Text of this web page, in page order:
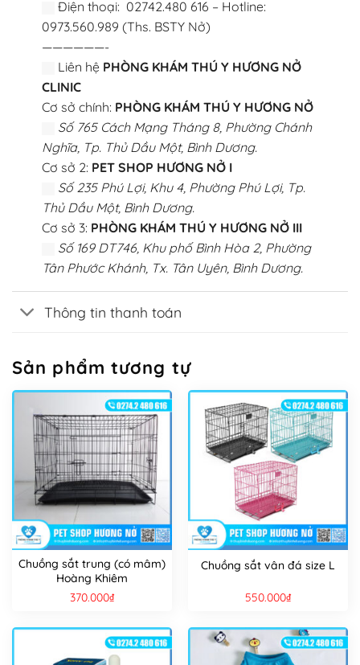
Điện thoại: 02742.480 616 – Hotline:
0973.560.989 (Ths. BSTY Nở)
——————-
Liên hệ PHÒNG KHÁM THÚ Y HƯƠNG NỞ
CLINIC
Cơ sở chính: PHÒNG KHÁM THÚ Y HƯƠNG NỞ
Số 765 Cách Mạng Tháng 8, Phường Chánh
Nghĩa, Tp. Thủ Dầu Một, Bình Dương.
Cơ sở 2: PET SHOP HƯƠNG NỞ I
Số 235 Phú Lợi, Khu 4, Phường Phú Lợi, Tp.
Thủ Dầu Một, Bình Dương.
Cơ sở 3: PHÒNG KHÁM THÚ Y HƯƠNG NỞ III
Số 169 DT746, Khu phố Bình Hòa 2, Phường
Tân Phước Khánh, Tx. Tân Uyên, Bình Dương.
Thông tin thanh toán
Sản phẩm tương tự
Chuồng sắt trung (có mâm)
Hoàng Khiêm
370.000₫
Chuồng sắt vân đá size L
550.000₫